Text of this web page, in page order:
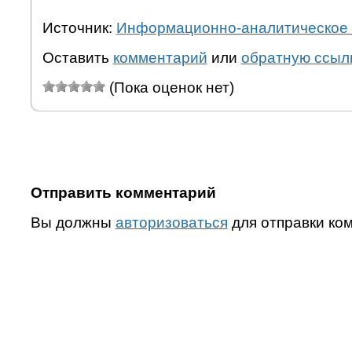
Источник: Информационно-аналитическое
Оставить комментарий или обратную
(Пока оценок нет)
Отправить комментарий
Вы должны авторизоваться для отправки